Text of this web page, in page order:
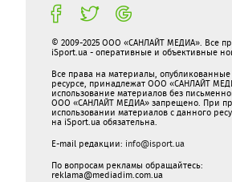
© 2009-2025 ООО «САНЛАЙТ МЕДИА». Все
iSport.ua - оперативные и объективные
Все права на материалы,
ресурсе, принадлежат ООО «САНЛАЙТ
использование материалов без
ООО «САНЛАЙТ МЕДИА» запрещено. При
использовании материалов с данного
на iSport.ua обязательна.
E-mail редакции: info@isport.ua
По вопросам рекламы обращайтесь:
reklama@mediadim.com.ua